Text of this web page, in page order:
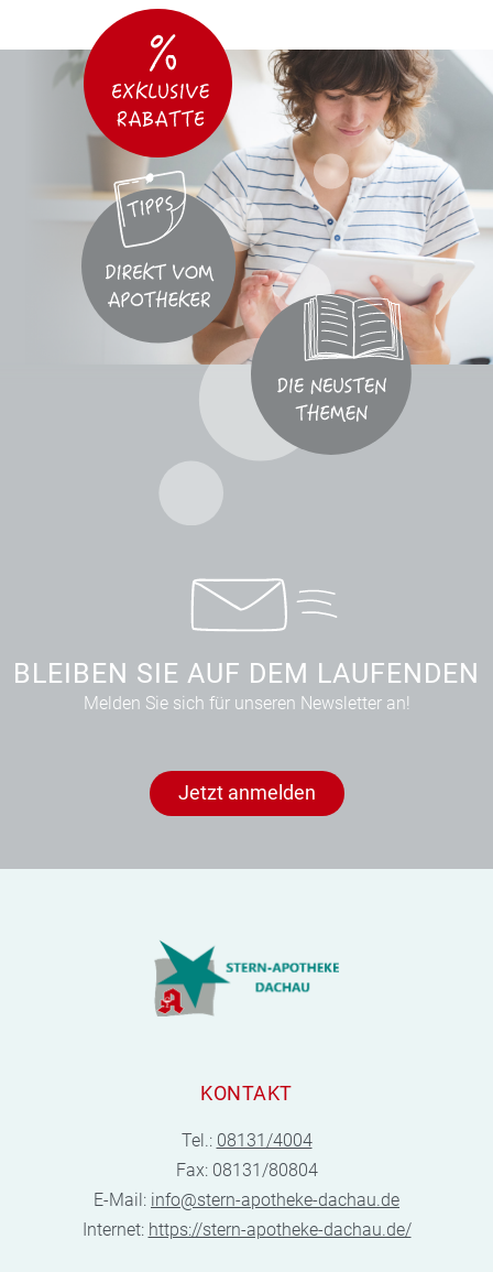
BLEIBEN SIE AUF DEM LAUFENDEN
Melden Sie sich für unseren Newsletter an!
Jetzt anmelden
KONTAKT
Tel.: 08131/4004
Fax: 08131/80804
E-Mail: info@stern-apotheke-dachau.de
Internet: https://stern-apotheke-dachau.de/